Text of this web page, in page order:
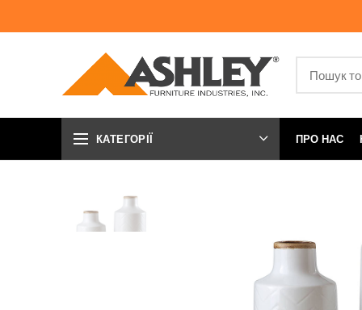
КАТЕГОРІЇ ПРО НАС